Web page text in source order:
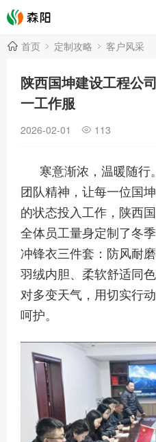
首页 定制攻略 客户风采
陕西国坤建设工程公
一工作服
2026-02-01 113
寒意渐浓，温暖随
团队精神，让每一位国
的状态投入工作，陕西
全体员工量身定制了冬
冲锋衣三件套：防风耐
羽绒内胆、柔软舒适同
对多变天气，用切实行
呵护。